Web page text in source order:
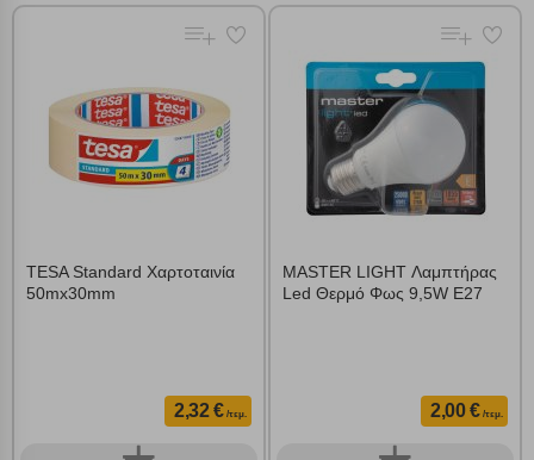
TESA Standard Χαρτοταινία
50mx30mm
2,32 € /τεμ.
MASTER LIGHT Λαμπτήρας
Led Θερμό Φως 9,5W E27
2,00 € /τεμ.